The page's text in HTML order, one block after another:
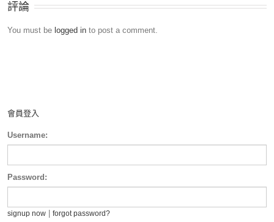
評論
You must be logged in to post a comment.
會員登入
Username:
Password:
signup now forgot password?